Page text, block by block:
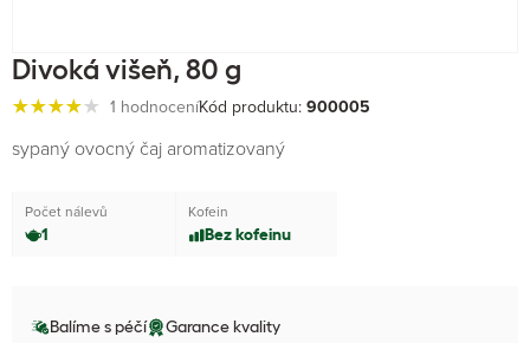
Divoká višeň, 80 g
1 hodnoceníKód produktu: 900005
sypaný ovocný čaj aromatizovaný
Počet nálevů
1
Kofein
Bez kofeinu
Balíme s péčí Garance kvality